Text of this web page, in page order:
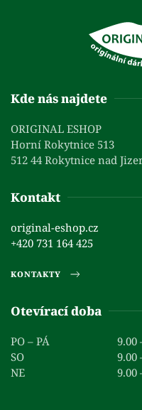
Kde nás najdete
ORIGINAL ESHOP
Horní Rokytnice 513
512 44 Rokytnice nad
Kontakt
original-eshop.cz
+420 731 164 425
KONTAKTY
Otevírací doba
PO – PÁ
9.00
SO
9.00
NE
9.00